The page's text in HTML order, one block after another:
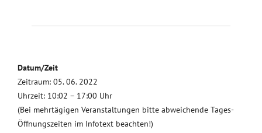
Datum/Zeit
Zeitraum: 05. 06. 2022
Uhrzeit: 10:02 – 17:00 Uhr
(Bei mehrtägigen Veranstaltungen bitte abweichende Tages-
Öffnungszeiten im Infotext beachten!)